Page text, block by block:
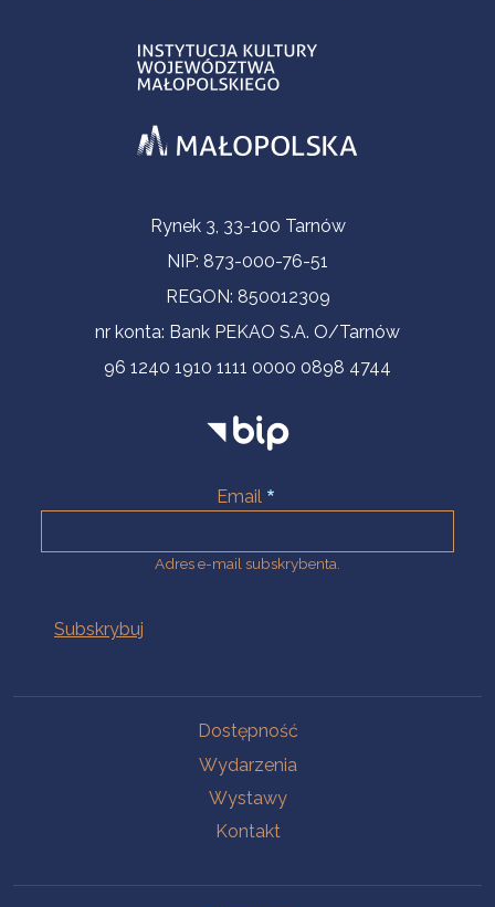
Informacje kontaktoweRynek 3, 33-100 Tarnów
NIP: 873-000-76-51
REGON: 850012309
nr konta: Bank PEKAO S.A. O/Tarnów
96 1240 1910 1111 0000 0898 4744
Email
Adres e-mail subskrybenta.
Dostępność
Wydarzenia
Wystawy
Kontakt